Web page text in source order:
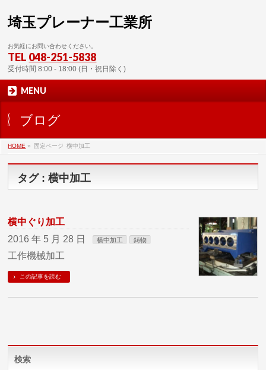
埼玉プレーナー工業所
お気軽にお問い合わせください。
TEL 048-251-5838
受付時間 8:00 - 18:00 (日・祝日除く)
MENU
ブログ
HOME » 固定ページ 横中加工
タグ : 横中加工
横中ぐり加工
2016 年 5 月 28 日
横中加工 鋳物
工作機械加工
この記事を読む
検索